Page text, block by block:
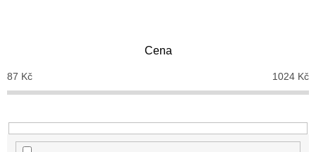
o
d
k
t
Cena
87 Kč 1024 Kč